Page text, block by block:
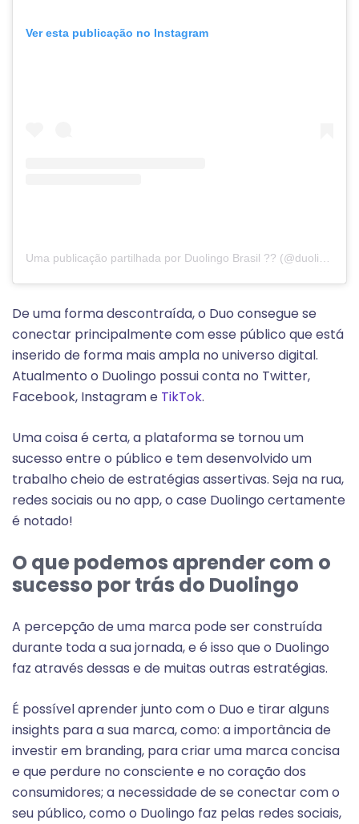
Ver esta publicação no Instagram
Uma publicação partilhada por Duolingo Brasil ?? (@duolingobrasil)
De uma forma descontraída, o Duo consegue se
conectar principalmente com esse público que está
inserido de forma mais ampla no universo digital.
Atualmento o Duolingo possui conta no Twitter,
Facebook, Instagram e TikTok.
Uma coisa é certa, a plataforma se tornou um
sucesso entre o público e tem desenvolvido um
trabalho cheio de estratégias assertivas. Seja na rua,
redes sociais ou no app, o case Duolingo certamente
é notado!
O que podemos aprender com o
sucesso por trás do Duolingo
A percepção de uma marca pode ser construída
durante toda a sua jornada, e é isso que o Duolingo
faz através dessas e de muitas outras estratégias.
É possível aprender junto com o Duo e tirar alguns
insights para a sua marca, como: a importância de
investir em branding, para criar uma marca concisa
e que perdure no consciente e no coração dos
consumidores; a necessidade de se conectar com o
seu público, como o Duolingo faz pelas redes sociais,